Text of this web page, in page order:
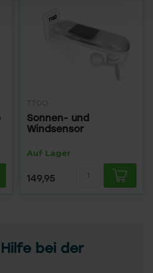
TTGO
Sonnen- und
Windsensor
Auf Lager
149,95
bei der